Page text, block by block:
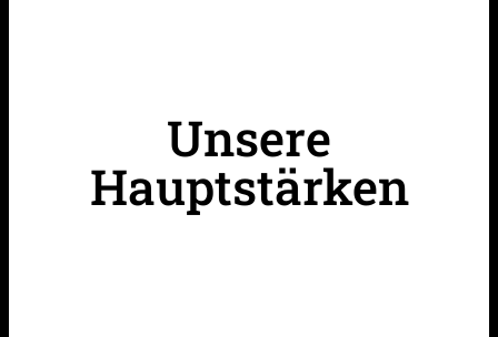
Unsere
Hauptstärken